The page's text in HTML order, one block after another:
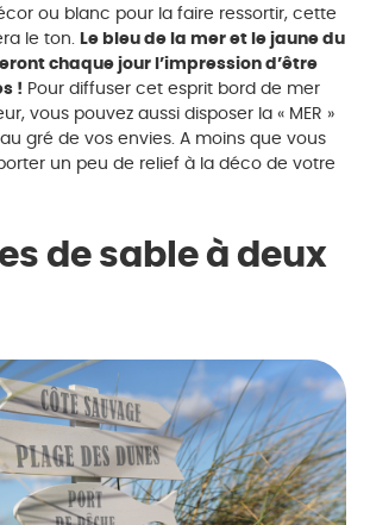
ou blanc pour la faire ressortir, cette
le ton. Le bleu de la mer et le jaune du
chaque jour l’impression d’être
! Pour diffuser cet esprit bord de mer
vous pouvez aussi disposer la « MER »
gré de vos envies. A moins que vous
un peu de relief à la déco de votre
de sable à deux